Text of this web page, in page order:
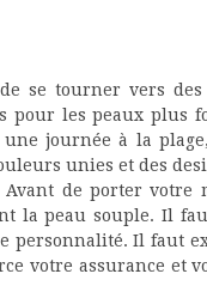
se tourner vers
pour les peaux plus
journée à la
unies et des
Avant de porter votre
la peau souple. Il
personnalité. Il faut
votre assurance et